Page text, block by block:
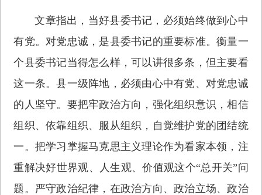
文章指出，当好县委书记，必须始终做到心中
有党。对党忠诚，是县委书记的重要标准。衡量一
个县委书记当得怎么样，可以讲很多条，但主要看
这一条。县一级阵地，必须由心中有党、对党忠诚
的人坚守。要把牢政治方向，强化组织意识，相信
组织、依靠组织、服从组织，自觉维护党的团结统
一。把学习掌握马克思主义理论作为看家本领，注
重解决好世界观、人生观、价值观这个“总开关”问
题。严守政治纪律，在政治方向、政治立场、政治